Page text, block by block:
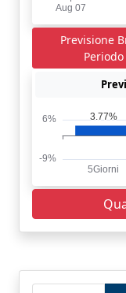
Previsione
Periodo